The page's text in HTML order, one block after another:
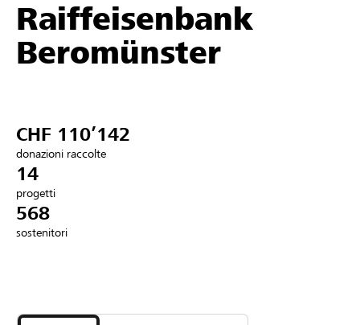
Sostenere
Aiuto & supporto
Collegarsi
DE FR IT
Raiffeisenbank
Beromünster
CHF 110’142
donazioni raccolte
14
progetti
568
sostenitori
i